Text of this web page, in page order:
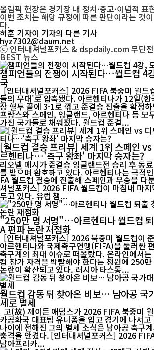
올림픽 헌장은 경기장 내 정치·종교·이념적 표
이번 조치는 해당 규정에 따른 판단이라는 것
다.
허훈 기자이 기자의 다른 기사
hyz7302@daum.net
ⓒ 인터내셔널포커스 & dspdaily.com 무단전
BEST뉴스
챔피언들의 전쟁이 시작된다…월드컵 4
국
[인터내셔널포커스] 2026 FIFA 북중미 월드
들의 무대'로 압축됐다. 아르헨티나가 12일(한
장 혈투 끝에 3-1로 꺾고 준결승 진출을 확정
프랑스와 스페인, 잉글랜드, 아르헨티나 등 모
가진 국가들로 채워졌다. 월드컵 준결...
[월드컵 결승 프리뷰] 세계 1위 스페인
르헨티나…'축구 왕좌' 마지막 승자는?
리오넬 메시가 준결승 잉글랜드전 승리 후 동
를 받으며 환호하고 있다. 아르헨티나는 극적
FA 월드컵 결승에 진출해 스페인과 우승을 다툰다. /
셔널포커스] 2026 FIFA 월드컵이 마침내 마
두고 있다. 유럽 챔...
"250만 명 서명"…아르헨티나 월드컵
A 편파 논란 재점화
[인터내셔널포커스] 2026 북중미 월드컵이
아르헨티나와 국제축구연맹(FIFA)을 둘러싼
축구계의 최대 이슈로 떠올랐다. 온라인에서
컵 참가 자격을 박탈해야 한다는 청원에 250
논란이 확산되고 있다. 러시아 타스통...
월드컵 감동 뒤 찾아온 비보… 남아공 국
세로 별세
카공화국 대표팀 유니폼을 입고 경기에 나서
나이에 전해진 그의 별세 소식은 남아공 축구
충격을 안겼다. [인터내셔널포커스] 2026 FIFA 북중미 월드컵에서
남아프리카...